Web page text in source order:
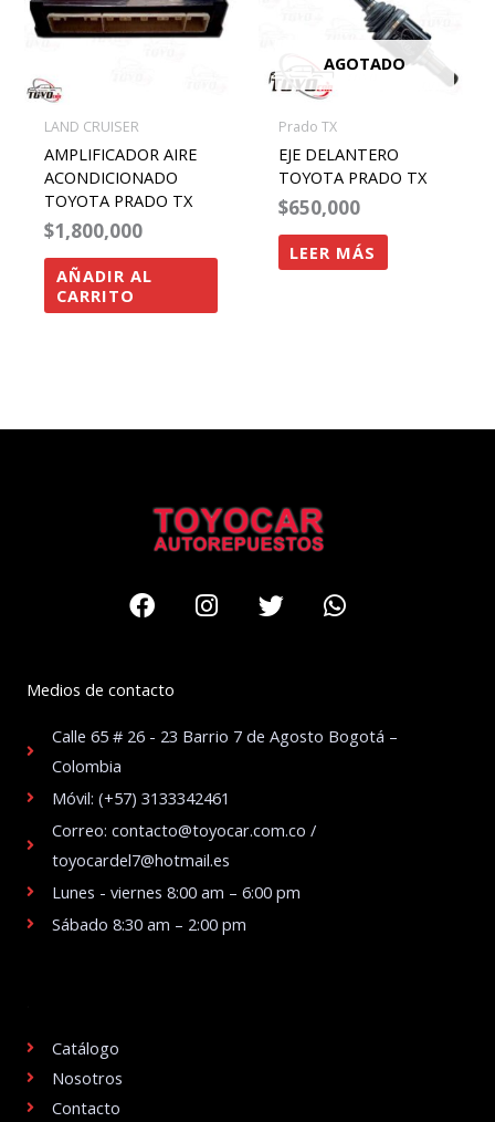
LAND CRUISER
AMPLIFICADOR AIRE
ACONDICIONADO
TOYOTA PRADO TX
$1,800,000
AÑADIR AL
CARRITO
AGOTADO
Prado TX
EJE DELANTERO
TOYOTA PRADO TX
$650,000
LEER MÁS
FacebookInstagram
TwitterWhatsapp
Medios de contacto
Calle 65 # 26 - 23 Barrio 7 de Agosto Bogotá –
Colombia
Móvil: (+57) 3133342461
Correo: contacto@toyocar.com.co /
toyocardel7@hotmail.es
Lunes - viernes 8:00 am – 6:00 pm
Sábado 8:30 am – 2:00 pm
Catálogo
Nosotros
Contacto